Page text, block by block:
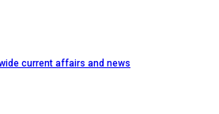
current affairs and news